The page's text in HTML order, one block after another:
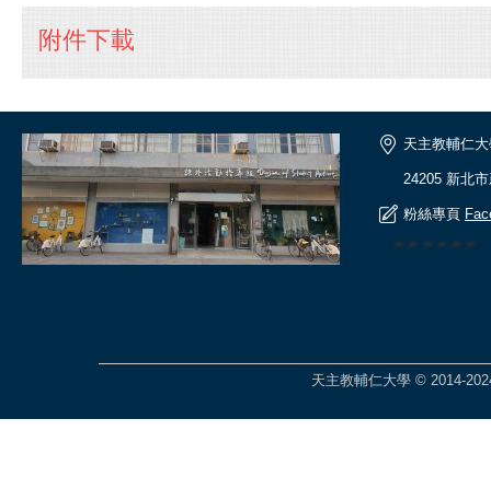
附件下載
天主教輔仁
24205 新北
粉絲專頁
天主教輔仁大學 © 2014-